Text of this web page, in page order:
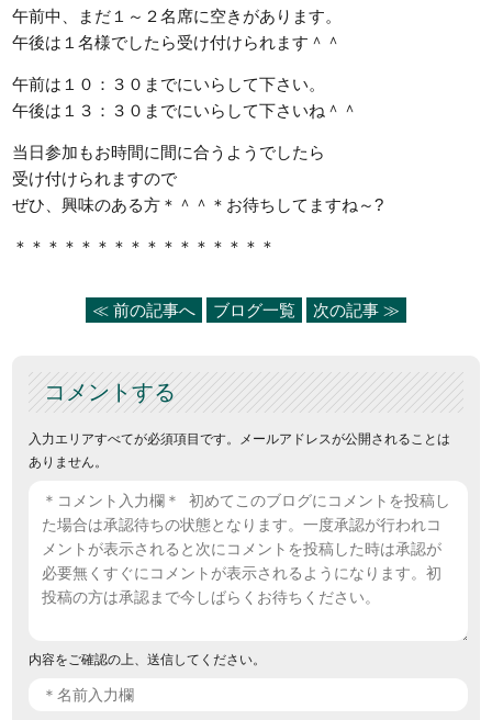
午前中、まだ１～２名席に空きがあります。
午後は１名様でしたら受け付けられます＾＾
午前は１０：３０までにいらして下さい。
午後は１３：３０までにいらして下さいね＾＾
当日参加もお時間に間に合うようでしたら
受け付けられますので
ぜひ、興味のある方＊＾＾＊お待ちしてますね～?
＊＊＊＊＊＊＊＊＊＊＊＊＊＊＊＊
≪ 前の記事へ ブログ一覧 次の記事 ≫
コメントする
入力エリアすべてが必須項目です。メールアドレスが公開されることは
ありません。
内容をご確認の上、送信してください。